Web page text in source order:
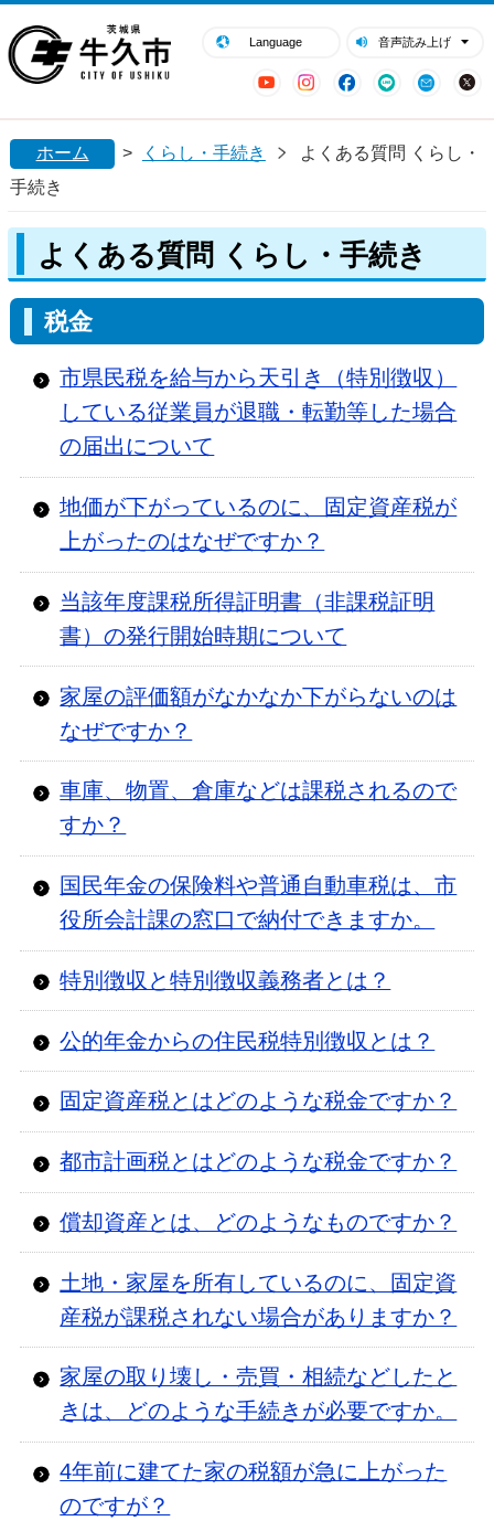
Language 音声読み上げ
YouTubeInstagram
Facebook
LINE Mail
閉じる
ホーム > くらし・手続き
よくある質問 くらし・
手続き
よくある質問 くらし・手続き
税金
市県民税を給与から天引き（特別徴収）
している従業員が退職・転勤等した場合
の届出について
地価が下がっているのに、固定資産税が
上がったのはなぜですか？
当該年度課税所得証明書（非課税証明
書）の発行開始時期について
家屋の評価額がなかなか下がらないのは
なぜですか？
車庫、物置、倉庫などは課税されるので
すか？
国民年金の保険料や普通自動車税は、市
役所会計課の窓口で納付できますか。
特別徴収と特別徴収義務者とは？
公的年金からの住民税特別徴収とは？
固定資産税とはどのような税金ですか？
都市計画税とはどのような税金ですか？
償却資産とは、どのようなものですか？
土地・家屋を所有しているのに、固定資
産税が課税されない場合がありますか？
家屋の取り壊し・売買・相続などしたと
きは、どのような手続きが必要ですか。
4年前に建てた家の税額が急に上がった
のですが？